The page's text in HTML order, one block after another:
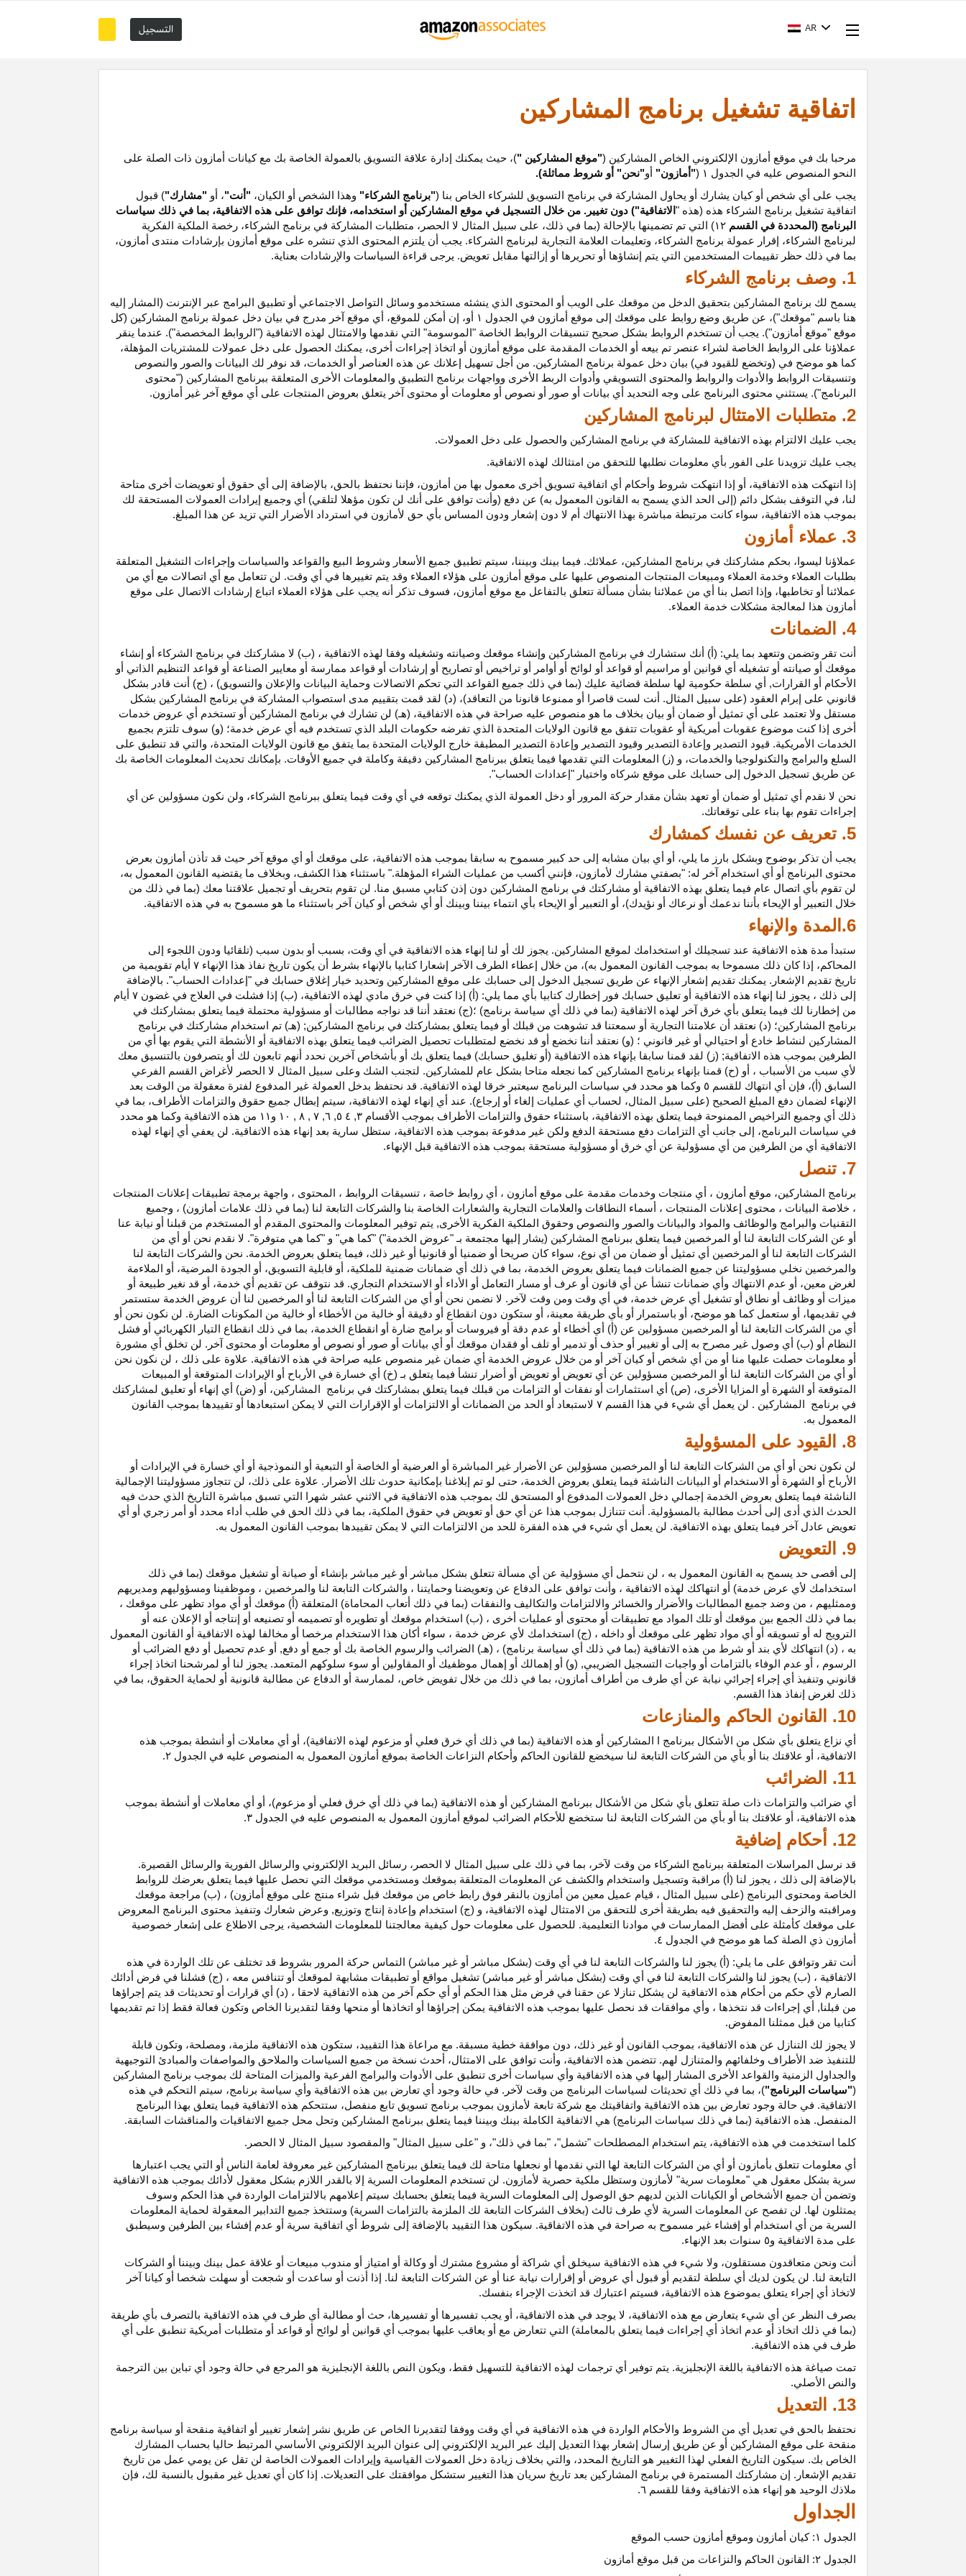
التسجيل AR
اتفاقية تشغيل برنامج المشاركين
مرحبا بك في موقع أمازون الإلكتروني الخاص المشاركين ("موقع المشاركين ")، حيث يمكنك إدارة علاقة التسويق بالعمولة الخاصة بك مع كيانات أمازون ذات الصلة على
النحو المنصوص عليه في الجدول ۱ ( "أمازون" أو"نحن" أو شروط مماثلة).
يجب على أي شخص أو كيان يشارك أو يحاول المشاركة في برنامج التسويق للشركاء الخاص بنا ("برنامج الشركاء" وهذا الشخص أو الكيان، "أنت"، أو "مشارك") قبول
اتفاقية تشغيل برنامج الشركاء هذه (هذه " الاتفاقية") دون تغيير. من خلال التسجيل في موقع المشاركين أو استخدامه، فإنك توافق على هذه الاتفاقية، بما في ذلك سياسات
البرنامج (المحددة في القسم ۱۲) التي تم تضمينها بالإحالة (بما في ذلك، على سبيل المثال لا الحصر، متطلبات المشاركة في برنامج الشركاء، رخصة الملكية الفكرية
لبرنامج الشركاء،
إقرار عمولة برنامج الشركاء، وتعليمات العلامة التجارية لبرنامج الشركاء. يجب أن يلتزم المحتوى الذي تنشره على موقع أمازون بإرشادات منتدى أمازون،
بما في ذلك حظر تقييمات المستخدمين التي يتم إنشاؤها أو تحريرها أو إزالتها مقابل تعويض. يرجى قراءة السياسات والإرشادات بعناية.
1. وصف برنامج الشركاء
يسمح لك برنامج المشاركين بتحقيق الدخل من موقعك على الويب أو المحتوى الذي ينشئه مستخدمو وسائل التواصل الاجتماعي أو تطبيق البرامج عبر الإنترنت (المشار إليه
هنا باسم "موقعك")، عن طريق وضع روابط على موقعك إلى موقع أمازون في الجدول ۱ أو، إن أمكن للموقع، أي موقع آخر مدرج في بيان دخل عمولة برنامج المشاركين (كل
موقع "موقع أمازون"). يجب أن تستخدم الروابط بشكل صحيح تنسيقات الروابط الخاصة "الموسومة" التي نقدمها والامتثال لهذه الاتفاقية ("الروابط المخصصة"). عندما ينقر
عملاؤنا على الروابط الخاصة لشراء عنصر تم بيعه أو الخدمات المقدمة على موقع أمازون أو اتخاذ إجراءات أخرى، يمكنك الحصول على دخل عمولات للمشتريات
المؤهلة،
كما هو موضح في (وتخضع للقيود في) بيان دخل عمولة برنامج المشاركين. من أجل تسهيل إعلانك عن هذه العناصر أو
الخدمات، قد نوفر لك البيانات والصور والنصوص
وتنسيقات الروابط والأدوات والروابط والمحتوى التسويقي وأدوات الربط الأخرى وواجهات برنامج التطبيق والمعلومات الأخرى المتعلقة ببرنامج المشاركين ("محتوى
البرنامج"). يستثني محتوى البرنامج على وجه التحديد أي بيانات أو صور أو نصوص أو معلومات أو محتوى آخر يتعلق بعروض المنتجات على أي موقع آخر غير أمازون.
2. متطلبات الامتثال لبرنامج المشاركين
يجب عليك الالتزام بهذه الاتفاقية للمشاركة في برنامج المشاركين والحصول على دخل العمولات.
يجب عليك تزويدنا على الفور بأي معلومات نطلبها للتحقق من امتثالك لهذه الاتفاقية.
إذا انتهكت هذه
الاتفاقية، أو إذا انتهكت شروط وأحكام أي اتفاقية تسويق أخرى معمول بها من أمازون، فإننا نحتفظ بالحق، بالإضافة إلى أي حقوق أو تعويضات أخرى متاحة
لنا، في التوقف بشكل دائم (إلى الحد الذي يسمح به القانون المعمول به) عن دفع (وأنت توافق على أنك لن تكون مؤهلا لتلقي) أي وجميع إيرادات العمولات المستحقة لك
بموجب هذه
الاتفاقية، سواء كانت مرتبطة مباشرة بهذا الانتهاك أم لا دون إشعار ودون المساس بأي حق لأمازون في استرداد الأضرار التي تزيد عن هذا المبلغ.
3. عملاء أمازون
عملاؤنا ليسوا، بحكم مشاركتك في برنامج المشاركين، عملائك. فيما بينك وبيننا، سيتم تطبيق جميع الأسعار وشروط البيع والقواعد والسياسات وإجراءات التشغيل المتعلقة
بطلبات العملاء وخدمة العملاء ومبيعات المنتجات المنصوص عليها على موقع أمازون على هؤلاء العملاء وقد يتم تغييرها في أي وقت. لن تتعامل مع أي اتصالات مع أي من
عملائنا أو تخاطبها، وإذا اتصل بنا أي من عملائنا بشأن مسألة تتعلق بالتفاعل مع موقع أمازون، فسوف تذكر أنه يجب على هؤلاء العملاء اتباع إرشادات الاتصال على موقع
أمازون هذا لمعالجة مشكلات خدمة العملاء.
4. الضمانات
أنت تقر وتضمن وتتعهد بما يلي: (أ) أنك ستشارك في برنامج المشاركين وإنشاء موقعك وصيانته وتشغيله وفقا لهذه الاتفاقية ، (ب) لا مشاركتك في برنامج الشركاء أو إنشاء
موقعك أو صيانته أو تشغيله أي قوانين أو مراسيم أو قواعد أو لوائح أو أوامر أو تراخيص أو تصاريح أو إرشادات أو قواعد ممارسة أو معايير الصناعة أو قواعد التنظيم الذاتي أو
الأحكام أو القرارات, أي سلطة حكومية لها سلطة قضائية عليك (بما في ذلك جميع القواعد التي تحكم الاتصالات وحماية البيانات والإعلان والتسويق) ، (ج) أنت قادر بشكل
قانوني على إبرام العقود (على سبيل المثال. أنت لست قاصرا أو ممنوعا قانونا من التعاقد)، (د) لقد قمت بتقييم مدى استصواب
المشاركة في برنامج المشاركين بشكل
مستقل ولا تعتمد على أي تمثيل أو ضمان أو بيان بخلاف ما هو منصوص عليه صراحة في هذه الاتفاقية، (هـ) لن تشارك في برنامج المشاركين أو تستخدم أي عروض خدمات
أخرى إذا كنت موضوع عقوبات أمريكية أو عقوبات تتفق مع قانون الولايات المتحدة الذي تفرضه حكومات البلد الذي تستخدم فيه أي عرض خدمة؛ (و) سوف تلتزم بجميع
الخدمات الأمريكية. قيود التصدير وإعادة التصدير وقيود التصدير وإعادة التصدير المطبقة خارج الولايات المتحدة بما يتفق مع قانون الولايات المتحدة، والتي قد تنطبق على
السلع والبرامج والتكنولوجيا والخدمات، و (ز) المعلومات التي تقدمها فيما يتعلق ببرنامج المشاركين دقيقة وكاملة في جميع الأوقات. بإمكانك تحديث المعلومات الخاصة بك
عن طريق تسجيل الدخول إلى حسابك على موقع شركاه واختيار "إعدادات الحساب".
نحن لا نقدم أي تمثيل أو ضمان أو تعهد بشأن مقدار حركة المرور أو دخل العمولة الذي يمكنك توقعه في أي وقت فيما يتعلق ببرنامج الشركاء، ولن نكون مسؤولين عن أي
إجراءات تقوم بها بناء على توقعاتك.
5. تعريف عن نفسك كمشارك
يجب أن تذكر بوضوح وبشكل بارز ما يلي، أو أي بيان مشابه إلى حد كبير مسموح به سابقا بموجب هذه الاتفاقية، على موقعك أو أي موقع آخر حيث قد تأذن أمازون بعرض
محتوى البرنامج أو أي استخدام آخر له: "بصفتي مشارك لأمازون، فإنني أكسب من عمليات الشراء المؤهلة." باستثناء هذا الكشف، وبخلاف ما يقتضيه القانون المعمول به،
لن تقوم بأي اتصال عام فيما يتعلق بهذه الاتفاقية أو مشاركتك في برنامج المشاركين دون إذن كتابي مسبق منا. لن تقوم بتحريف أو تجميل علاقتنا معك (بما في ذلك من
خلال التعبير أو الإيحاء بأننا ندعمك أو نرعاك أو نؤيدك)، أو التعبير أو الإيحاء بأي انتماء بيننا وبينك أو أي شخص أو كيان آخر باستثناء ما هو مسموح به في هذه الاتفاقية.
6.المدة والإنهاء
ستبدأ مدة هذه الاتفاقية عند تسجيلك أو استخدامك لموقع المشاركين. يجوز لك أو لنا إنهاء هذه الاتفاقية في أي وقت، بسبب أو بدون سبب (تلقائيا ودون اللجوء إلى
المحاكم، إذا كان ذلك مسموحا به بموجب القانون المعمول به)، من خلال إعطاء الطرف الآخر إشعارا كتابيا بالإنهاء بشرط أن يكون تاريخ نفاذ هذا الإنهاء ۷ أيام تقويمية من
تاريخ تقديم الإشعار. يمكنك تقديم إشعار الإنهاء عن طريق تسجيل الدخول إلى حسابك على موقع المشاركين وتحديد خيار إغلاق حسابك في "إعدادات الحساب". بالإضافة
إلى ذلك ، يجوز لنا إنهاء هذه الاتفاقية أو تعليق حسابك فور إخطارك كتابيا بأي مما يلي: (أ) إذا كنت في خرق مادي لهذه الاتفاقية، (ب) إذا فشلت في العلاج في غضون ۷ أيام
من إخطارنا لك فيما يتعلق بأي خرق آخر لهذه الاتفاقية (بما في ذلك أي سياسة برنامج) ؛(ج) نعتقد أننا قد نواجه مطالبات أو مسؤولية محتملة فيما يتعلق بمشاركتك في
برنامج المشاركين؛ (د) نعتقد أن علامتنا التجارية أو سمعتنا قد تشوهت من قبلك أو فيما يتعلق بمشاركتك في برنامج المشاركين; (هـ) تم استخدام مشاركتك في برنامج
المشاركين لنشاط خادع أو احتيالي أو غير قانوني ؛ (و) نعتقد أننا نخضع أو قد نخضع لمتطلبات تحصيل الضرائب فيما يتعلق بهذه الاتفاقية أو الأنشطة التي يقوم بها أي من
الطرفين بموجب هذه الاتفاقية; (ز) لقد قمنا سابقا بإنهاء هذه الاتفاقية (أو تغليق حسابك) فيما يتعلق بك أو بأشخاص آخرين نحدد أنهم تابعون لك أو يتصرفون بالتنسيق معك
لأي سبب من الأسباب ، أو (ح) قمنا بإنهاء برنامج المشاركين كما نجعله متاحا بشكل عام للمشاركين. لتجنب الشك وعلى سبيل المثال لا الحصر لأغراض القسم الفرعي
السابق (أ)، فإن أي انتهاك للقسم ٥ وكما هو محدد في سياسات البرنامج سيعتبر خرقا لهذه الاتفاقية. قد نحتفظ بدخل العمولة غير المدفوع لفترة معقولة من الوقت بعد
الإنهاء لضمان دفع المبلغ الصحيح (على سبيل المثال، لحساب أي عمليات إلغاء أو إرجاع). عند أي إنهاء لهذه
الاتفاقية، سيتم إبطال جميع حقوق والتزامات الأطراف، بما في
ذلك أي وجميع التراخيص الممنوحة فيما يتعلق بهذه
الاتفاقية، باستثناء حقوق والتزامات الأطراف بموجب الأقسام ۳, ٤ ٥, ٦, ۷ , ۸ , ۱۰ و۱۱ من هذه الاتفاقية وكما هو محدد
في سياسات البرنامج، إلى جانب أي التزامات دفع مستحقة
الدفع ولكن غير مدفوعة بموجب هذه الاتفاقية، ستظل سارية بعد إنهاء هذه الاتفاقية. لن يعفي أي إنهاء لهذه
الاتفاقية أي من الطرفين من أي مسؤولية عن أي خرق أو مسؤولية مستحقة بموجب هذه الاتفاقية قبل الإنهاء.
7. تنصل
برنامج المشاركين، موقع أمازون ، أي منتجات وخدمات مقدمة على موقع أمازون ، أي روابط خاصة ، تنسيقات الروابط ، المحتوى ، واجهة برمجة تطبيقات إعلانات المنتجات
، خلاصة البيانات ، محتوى إعلانات المنتجات ، أسماء النطاقات والعلامات التجارية والشعارات الخاصة بنا والشركات التابعة لنا (بما في ذلك علامات أمازون) ، وجميع
التقنيات والبرامج والوظائف والمواد والبيانات والصور والنصوص وحقوق الملكية الفكرية الأخرى, يتم توفير المعلومات والمحتوى المقدم أو المستخدم من قبلنا أو نيابة عنا
أو عن الشركات التابعة لنا أو المرخصين فيما يتعلق ببرنامج المشاركين (يشار إليها مجتمعة بـ "عروض الخدمة") "كما هي" و "كما هي متوفرة". لا نقدم نحن أو أي من
الشركات التابعة لنا أو المرخصين أي تمثيل أو ضمان من أي نوع، سواء كان صريحا أو ضمنيا أو قانونيا أو غير ذلك، فيما يتعلق بعروض الخدمة. نحن والشركات التابعة لنا
والمرخصين نخلي مسؤوليتنا عن جميع الضمانات فيما يتعلق بعروض الخدمة، بما في ذلك أي ضمانات ضمنية للملكية، أو قابلية التسويق، أو الجودة المرضية، أو الملاءمة
لغرض معين، أو عدم الانتهاك وأي ضمانات تنشأ عن أي قانون أو عرف أو مسار التعامل أو الأداء أو الاستخدام التجاري. قد نتوقف عن تقديم أي خدمة، أو قد نغير طبيعة أو
ميزات أو وظائف أو نطاق أو تشغيل أي عرض خدمة، في أي وقت ومن وقت لآخر. لا نضمن نحن أو أي من الشركات التابعة لنا أو المرخصين لنا أن عروض الخدمة ستستمر
في تقديمها، أو ستعمل كما هو موضح، أو باستمرار أو بأي طريقة معينة، أو ستكون دون انقطاع أو دقيقة أو خالية من الأخطاء أو خالية من المكونات الضارة. لن نكون نحن أو
أي من الشركات التابعة لنا أو المرخصين مسؤولين عن (أ) أي أخطاء أو عدم دقة أو فيروسات أو برامج ضارة أو انقطاع الخدمة، بما في ذلك انقطاع
التيار الكهربائي أو فشل
النظام أو (ب) أي وصول غير مصرح به إلى أو تغيير أو حذف أو تدمير أو تلف أو فقدان موقعك أو أي بيانات أو صور أو نصوص أو معلومات أو محتوى آخر. لن تخلق أي مشورة
أو معلومات حصلت عليها منا أو من أي شخص أو كيان آخر أو من خلال عروض الخدمة أي ضمان غير منصوص عليه صراحة في هذه الاتفاقية. علاوة على ذلك ، لن نكون نحن
أو أي من الشركات التابعة لنا أو المرخصين مسؤولين عن أي تعويض أو تعويض أو أضرار تنشأ فيما يتعلق بـ (خ) أي خسارة في
الأرباح أو الإيرادات المتوقعة أو المبيعات
المتوقعة أو الشهرة أو المزايا
الأخرى، (ص) أي استثمارات أو نفقات أو التزامات من قبلك فيما يتعلق بمشاركتك في برنامج المشاركين، أو (ض) أي إنهاء أو تعليق لمشاركتك
في برنامج المشاركين . لن يعمل أي شيء في هذا القسم ۷ لاستبعاد أو الحد من الضمانات أو الالتزامات أو الإقرارات التي لا يمكن استبعادها أو تقييدها بموجب القانون
المعمول به.
8. القيود على المسؤولية
لن نكون نحن أو أي من الشركات التابعة لنا أو المرخصين مسؤولين عن الأضرار غير المباشرة أو العرضية أو الخاصة أو التبعية أو النموذجية أو أي خسارة في الإيرادات أو
الأرباح أو الشهرة أو الاستخدام أو البيانات الناشئة فيما يتعلق بعروض الخدمة، حتى لو تم إبلاغنا بإمكانية حدوث تلك الأضرار. علاوة على ذلك، لن تتجاوز مسؤوليتنا الإجمالية
الناشئة فيما يتعلق بعروض الخدمة إجمالي دخل العمولات المدفوع أو المستحق لك بموجب هذه الاتفاقية في الاثني عشر شهرا التي تسبق مباشرة التاريخ الذي حدث فيه
الحدث الذي أدى إلى أحدث مطالبة بالمسؤولية. أنت تتنازل بموجب هذا عن أي حق أو تعويض في حقوق الملكية، بما في ذلك الحق في طلب أداء محدد أو أمر زجري أو أي
تعويض عادل آخر فيما يتعلق بهذه الاتفاقية. لن يعمل أي شيء في هذه الفقرة للحد من الالتزامات التي لا يمكن تقييدها بموجب القانون المعمول به.
9. التعويض
إلى أقصى حد يسمح به القانون المعمول به ، لن نتحمل أي مسؤولية عن أي مسألة تتعلق بشكل مباشر أو غير مباشر بإنشاء أو صيانة أو تشغيل موقعك (بما في ذلك
استخدامك لأي عرض خدمة) أو انتهاكك لهذه الاتفاقية ، وأنت توافق على الدفاع عن وتعويضنا وحمايتنا ، والشركات التابعة لنا والمرخصين ، وموظفينا ومسؤوليهم ومديريهم
وممثليهم ، من وضد جميع المطالبات والأضرار والخسائر والالتزامات والتكاليف والنفقات (بما في ذلك أتعاب المحاماة) المتعلقة (أ) موقعك أو أي مواد تظهر على موقعك ،
بما في ذلك الجمع بين موقعك أو تلك المواد مع تطبيقات أو محتوى أو عمليات أخرى ، (ب) استخدام موقعك أو تطويره أو تصميمه أو تصنيعه أو إنتاجه أو الإعلان عنه أو
الترويج له أو تسويقه أو أي مواد تظهر على موقعك أو داخله ، (ج) استخدامك لأي عرض خدمة ، سواء أكان هذا الاستخدام مرخصا أو مخالفا لهذه الاتفاقية أو القانون المعمول
به ، (د) انتهاكك لأي بند أو شرط من هذه الاتفاقية (بما في ذلك أي سياسة برنامج) ، (هـ) الضرائب والرسوم الخاصة بك أو جمع أو دفع, أو عدم تحصيل أو دفع الضرائب أو
الرسوم ، أو عدم الوفاء بالتزامات أو واجبات التسجيل الضريبي, (و) أو إهمالك أو إهمال موظفيك أو المقاولين أو سوء سلوكهم المتعمد. يجوز لنا أو لمرشحنا اتخاذ إجراء
قانوني وتنفيذ أي إجراء إجرائي نيابة عن أي طرف من أطراف أمازون، بما في ذلك من خلال تفويض خاص، لممارسة أو الدفاع عن مطالبة قانونية أو لحماية الحقوق، بما في
ذلك لغرض إنفاذ هذا القسم.
10. القانون الحاكم والمنازعات
أي نزاع يتعلق بأي شكل من الأشكال ببرنامج ا المشاركين أو هذه الاتفاقية (بما في ذلك أي خرق فعلي أو مزعوم لهذه الاتفاقية)، أو أي معاملات أو أنشطة بموجب هذه
الاتفاقية، أو علاقتك بنا أو بأي من الشركات التابعة لنا سيخضع للقانون الحاكم وأحكام النزاعات الخاصة بموقع أمازون المعمول به المنصوص عليه في الجدول ۲.
11. الضرائب
أي ضرائب والتزامات ذات صلة تتعلق بأي شكل من الأشكال ببرنامج المشاركين أو هذه الاتفاقية (بما في ذلك أي خرق فعلي أو مزعوم)، أو أي معاملات أو أنشطة بموجب
هذه الاتفاقية، أو علاقتك بنا أو بأي من الشركات التابعة لنا ستخضع للأحكام الضرائب لموقع أمازون المعمول به المنصوص عليه في الجدول ۳.
12. أحكام إضافية
قد نرسل المراسلات المتعلقة ببرنامج الشركاء من وقت لآخر، بما في ذلك على سبيل المثال لا الحصر، رسائل البريد الإلكتروني والرسائل الفورية والرسائل القصيرة.
بالإضافة إلى ذلك ، يجوز لنا (أ) مراقبة وتسجيل واستخدام والكشف عن المعلومات المتعلقة بموقعك ومستخدمي موقعك التي نحصل عليها فيما يتعلق بعرضك للروابط
الخاصة ومحتوى البرنامج (على سبيل المثال ، قيام عميل معين من أمازون بالنقر فوق رابط خاص من موقعك قبل شراء منتج على موقع أمازون) ، (ب) مراجعة موقعك
ومراقبته والزحف إليه والتحقيق فيه بطريقة أخرى للتحقق من الامتثال لهذه الاتفاقية، و (ج) استخدام وإعادة إنتاج وتوزيع, وعرض شعارك وتنفيذ محتوى البرنامج المعروض
على موقعك كأمثلة على أفضل الممارسات في موادنا التعليمية. للحصول على معلومات حول كيفية معالجتنا للمعلومات الشخصية، يرجى الاطلاع على إشعار خصوصية
أمازون ذي الصلة كما هو موضح في الجدول ٤.
أنت تقر وتوافق على ما يلي: (أ) يجوز لنا والشركات التابعة لنا في أي وقت (بشكل مباشر أو غير مباشر) التماس حركة المرور بشروط قد تختلف عن تلك الواردة في هذه
الاتفاقية ، (ب) يجوز لنا والشركات التابعة لنا في أي وقت (بشكل مباشر أو غير مباشر) تشغيل مواقع أو تطبيقات مشابهة لموقعك أو تتنافس معه ، (ج) فشلنا في فرض أدائك
الصارم لأي حكم من أحكام هذه الاتفاقية لن يشكل تنازلا عن حقنا في فرض مثل هذا الحكم أو أي حكم آخر من هذه الاتفاقية لاحقا ، (د) أي قرارات أو تحديثات قد يتم إجراؤها
من قبلنا, أي إجراءات قد نتخذها ، وأي موافقات قد نحصل عليها بموجب هذه الاتفاقية يمكن إجراؤها أو اتخاذها أو منحها وفقا لتقديرنا الخاص وتكون فعالة فقط إذا تم تقديمها
كتابيا من قبل ممثلنا المفوض.
لا يجوز لك التنازل عن هذه الاتفاقية، بموجب القانون أو غير ذلك، دون موافقة خطية مسبقة. مع مراعاة هذا التقييد، ستكون هذه الاتفاقية ملزمة، ومصلحة، وتكون قابلة
للتنفيذ ضد الأطراف وخلفائهم والمتنازل لهم. تتضمن هذه الاتفاقية، وأنت توافق على الامتثال، أحدث نسخة من جميع السياسات والملاحق والمواصفات والمبادئ التوجيهية
والجداول الزمنية والقواعد الأخرى المشار إليها في هذه الاتفاقية وأي سياسات أخرى تنطبق على الأدوات والبرامج الفرعية والميزات المتاحة لك بموجب برنامج المشاركين
("سياسات البرنامج")، بما في ذلك أي تحديثات لسياسات البرنامج من وقت لآخر. في حالة وجود أي تعارض بين هذه الاتفاقية وأي سياسة برنامج، سيتم التحكم في هذه
الاتفاقية. في حالة وجود تعارض بين هذه الاتفاقية واتفاقيتك مع شركة تابعة لأمازون بموجب برنامج تسويق تابع منفصل، ستتحكم هذه الاتفاقية فيما يتعلق بهذا البرنامج
المنفصل. هذه الاتفاقية (بما في ذلك سياسات البرنامج) هي الاتفاقية الكاملة بينك وبيننا فيما يتعلق ببرنامج المشاركين وتحل محل جميع الاتفاقيات والمناقشات السابقة.
كلما استخدمت في هذه الاتفاقية، يتم استخدام المصطلحات "تشمل"، "بما في ذلك"، و "على سبيل المثال" والمقصود سبيل المثال لا الحصر.
أي معلومات تتعلق بأمازون أو أي من الشركات التابعة لها التي نقدمها أو نجعلها متاحة لك فيما يتعلق ببرنامج المشاركين غير معروفة لعامة الناس أو التي يجب اعتبارها
سرية بشكل معقول هي "معلومات سرية" لأمازون وستظل ملكية حصرية لأمازون. لن تستخدم المعلومات السرية إلا بالقدر اللازم بشكل معقول لأدائك بموجب هذه الاتفاقية
وتضمن أن جميع الأشخاص أو الكيانات الذين لديهم حق الوصول إلى المعلومات السرية فيما يتعلق بحسابك سيتم إعلامهم بالالتزامات الواردة في هذا الحكم وسوف
يمتثلون لها. لن تفصح عن المعلومات السرية لأي طرف ثالث (بخلاف الشركات التابعة لك الملزمة بالتزامات السرية) وستتخذ جميع التدابير المعقولة لحماية المعلومات
السرية من أي استخدام أو إفشاء غير مسموح به صراحة في هذه الاتفاقية. سيكون هذا التقييد بالإضافة إلى شروط أي اتفاقية سرية أو عدم إفشاء بين الطرفين وسيطبق
على مدة الاتفاقية و٥ سنوات بعد الإنهاء.
أنت ونحن متعاقدون مستقلون، ولا شيء في هذه الاتفاقية سيخلق أي شراكة أو مشروع مشترك أو وكالة أو امتياز أو مندوب مبيعات أو علاقة عمل بينك وبيننا أو الشركات
التابعة لنا. لن يكون لديك أي سلطة لتقديم أو قبول أي عروض أو إقرارات نيابة عنا أو عن الشركات التابعة لنا. إذا أذنت أو ساعدت أو شجعت أو سهلت شخصا أو كيانا آخر
لاتخاذ أي إجراء يتعلق بموضوع هذه
الاتفاقية، فسيتم اعتبارك قد اتخذت الإجراء بنفسك.
بصرف النظر عن أي شيء يتعارض مع هذه
الاتفاقية، لا يوجد في هذه الاتفاقية، أو يجب تفسيرها أو تفسيرها، حث أو مطالبة أي طرف في هذه الاتفاقية بالتصرف بأي طريقة
(بما في ذلك اتخاذ أو عدم اتخاذ أي إجراءات فيما يتعلق بالمعاملة) التي تتعارض مع أو يعاقب عليها بموجب أي قوانين أو لوائح أو قواعد أو متطلبات أمريكية تنطبق على أي
طرف في هذه الاتفاقية.
تمت صياغة هذه الاتفاقية باللغة الإنجليزية. يتم توفير أي ترجمات لهذه الاتفاقية للتسهيل فقط، ويكون النص باللغة الإنجليزية هو المرجع في حالة وجود أي تباين بين
الترجمة
والنص
الأصلي.
13. التعديل
نحتفظ بالحق في تعديل أي من الشروط والأحكام الواردة في هذه الاتفاقية في أي وقت ووفقا لتقديرنا الخاص عن طريق نشر إشعار تغيير أو اتفاقية منقحة أو سياسة برنامج
منقحة على موقع المشاركين أو عن طريق إرسال إشعار بهذا التعديل إليك عبر البريد الإلكتروني إلى عنوان البريد الإلكتروني الأساسي المرتبط حاليا بحساب المشارك
الخاص بك. سيكون التاريخ الفعلي لهذا التغيير هو التاريخ
المحدد، والتي بخلاف زيادة دخل العمولات القياسية وإيرادات العمولات الخاصة لن تقل عن يومي عمل من تاريخ
تقديم الإشعار. إن مشاركتك المستمرة في برنامج المشاركين بعد تاريخ سريان هذا التغيير ستشكل موافقتك على التعديلات. إذا كان أي تعديل غير مقبول بالنسبة لك، فإن
ملاذك الوحيد هو إنهاء هذه الاتفاقية وفقا للقسم ٦.
الجداول
الجدول ۱:
كيان أمازون وموقع أمازون حسب الموقع
الجدول ۲: القانون الحاكم والنزاعات من قبل موقع أمازون